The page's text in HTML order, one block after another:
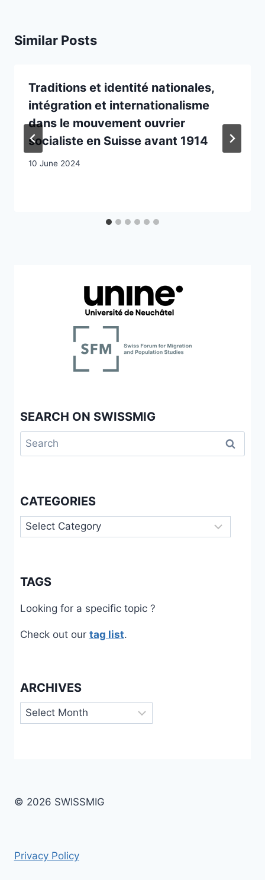
Similar Posts
Traditions et identité nationales,
intégration et internationalisme
dans le mouvement ouvrier
socialiste en Suisse avant 1914
10 June 2024
SEARCH ON SWISSMIG
Search
for:
CATEGORIES
Categories
TAGS
Looking for a specific topic ?
Check out our tag list.
ARCHIVES
Archives
© 2026 SWISSMIG
Privacy Policy